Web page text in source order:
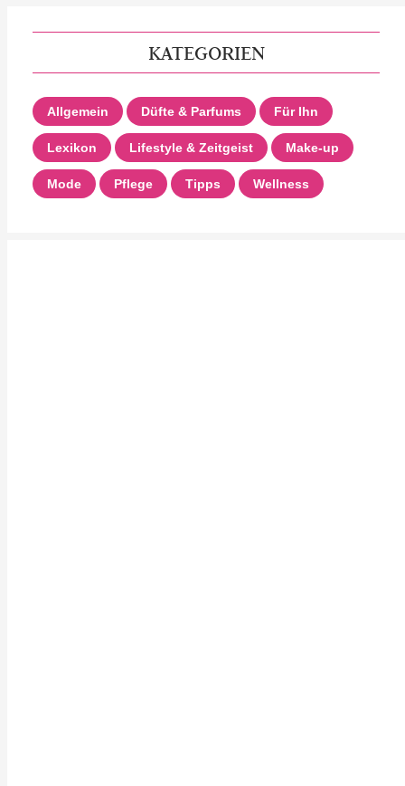
KATEGORIEN
Allgemein Düfte & Parfums Für Ihn
Lexikon Lifestyle & Zeitgeist Make-up
Mode Pflege Tipps Wellness